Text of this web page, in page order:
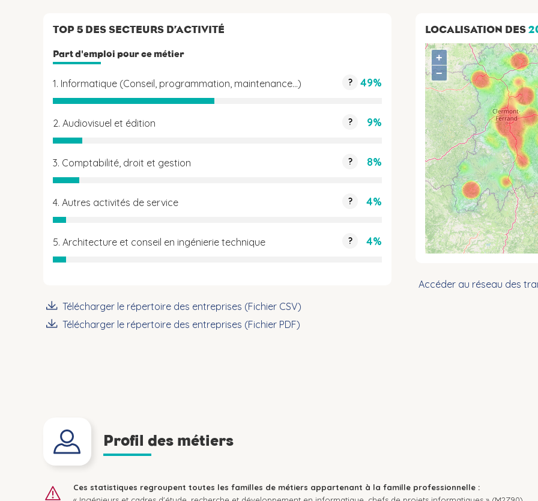
TOP 5 DES SECTEURS D’ACTIVITÉ
Part d'emploi pour ce métier
1. Informatique (Conseil, programmation, maintenance...) ? 49%
2. Audiovisuel et édition ? 9%
3. Comptabilité, droit et gestion ? 8%
4. Autres activités de service ? 4%
5. Architecture et conseil en ingénierie technique ? 4%
Télécharger le répertoire des entreprises (Fichier CSV)
Télécharger le répertoire des entreprises (Fichier PDF)
LOCALISATION DES
+
−
Accéder au réseau des
Profil des métiers
Ces statistiques regroupent toutes les familles de métiers appartenant à la famille professionnelle :